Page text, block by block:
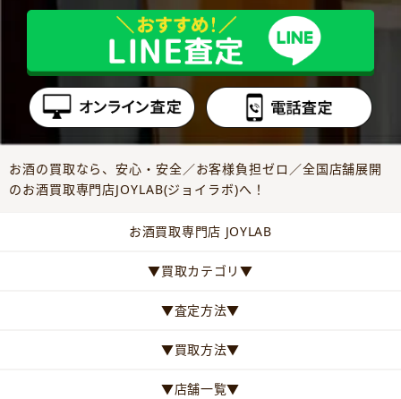
お酒の買取なら、安心・安全／お客様負担ゼロ／全国店舗展開
のお酒買取専門店JOYLAB(ジョイラボ)へ！
お酒買取専門店 JOYLAB
▼買取カテゴリ▼
▼査定方法▼
▼買取方法▼
▼店舗一覧▼